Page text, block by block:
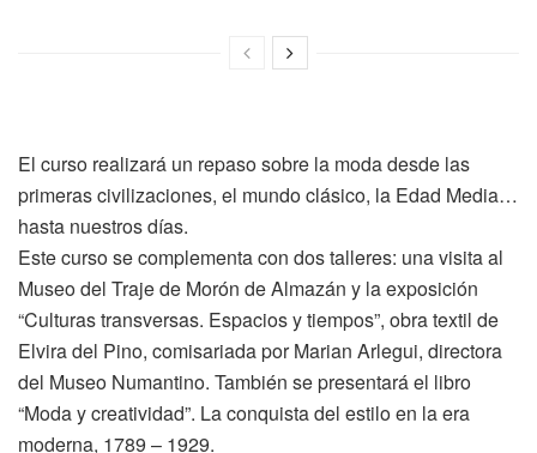
El curso realizará un repaso sobre la moda desde las
primeras civilizaciones, el mundo clásico, la Edad Media…
hasta nuestros días.
Este curso se complementa con dos talleres: una visita al
Museo del Traje de Morón de Almazán y la exposición
“Culturas transversas. Espacios y tiempos”, obra textil de
Elvira del Pino, comisariada por Marian Arlegui, directora
del Museo Numantino. También se presentará el libro
“Moda y creatividad”. La conquista del estilo en la era
moderna, 1789 – 1929.